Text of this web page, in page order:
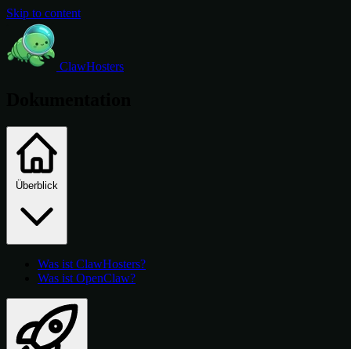
Skip to content
ClawHosters
Überblick
Was ist ClawHosters?
Was ist OpenClaw?